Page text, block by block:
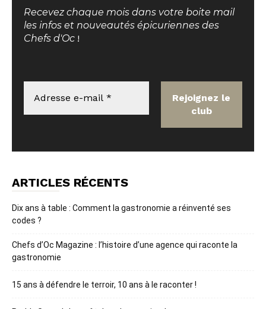
Recevez chaque mois dans votre boite mail
les infos et nouveautés épicuriennes des
Chefs d'Oc !
ARTICLES RÉCENTS
Dix ans à table : Comment la gastronomie a réinventé ses
codes ?
Chefs d’Oc Magazine : l’histoire d’une agence qui raconte la
gastronomie
15 ans à défendre le terroir, 10 ans à le raconter !